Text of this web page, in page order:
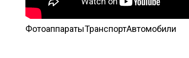
ФотоаппаратыТранспортАвтомобили